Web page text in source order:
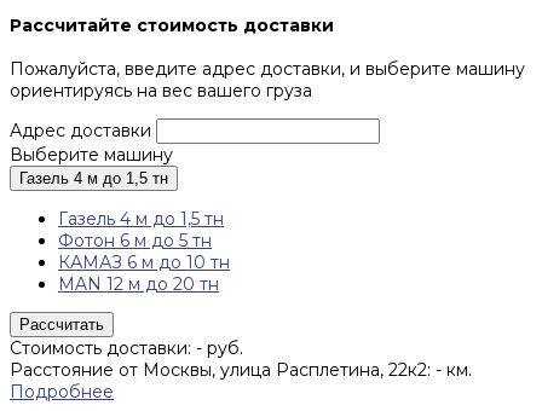
Рассчитайте стоимость доставки
Пожалуйста, введите адрес доставки, и выберите машину
ориентируясь на вес вашего груза
Адрес доставки
Выберите машину
Газель 4 м до 1,5 тн
Газель 4 м до 1,5 тн
Фотон 6 м до 5 тн
КАМАЗ 6 м до 10 тн
MAN 12 м до 20 тн
Рассчитать
Стоимость доставки: - руб.
Расстояние от Москвы, улица Расплетина, 22к2: - км.
Подробнее